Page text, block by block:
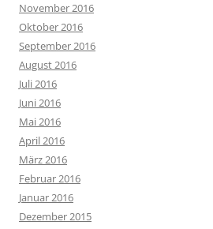
November 2016
Oktober 2016
September 2016
August 2016
Juli 2016
Juni 2016
Mai 2016
April 2016
März 2016
Februar 2016
Januar 2016
Dezember 2015